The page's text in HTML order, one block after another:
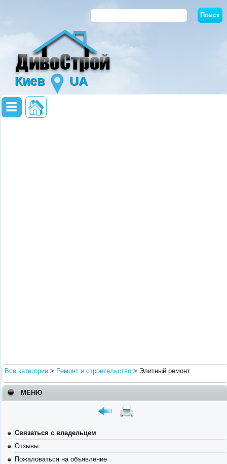
Киев UA
Все категории > Ремонт и строительство > Элитный ремонт
МЕНЮ
Связаться с владельцем
Отзывы
Пожаловаться на объявление